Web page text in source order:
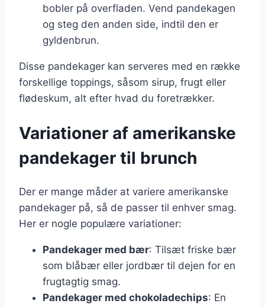
bobler på overfladen. Vend pandekagen
og steg den anden side, indtil den er
gyldenbrun.
Disse pandekager kan serveres med en række
forskellige toppings, såsom sirup, frugt eller
flødeskum, alt efter hvad du foretrækker.
Variationer af amerikanske
pandekager til brunch
Der er mange måder at variere amerikanske
pandekager på, så de passer til enhver smag.
Her er nogle populære variationer:
Pandekager med bær: Tilsæt friske bær
som blåbær eller jordbær til dejen for en
frugtagtig smag.
Pandekager med chokoladechips: En